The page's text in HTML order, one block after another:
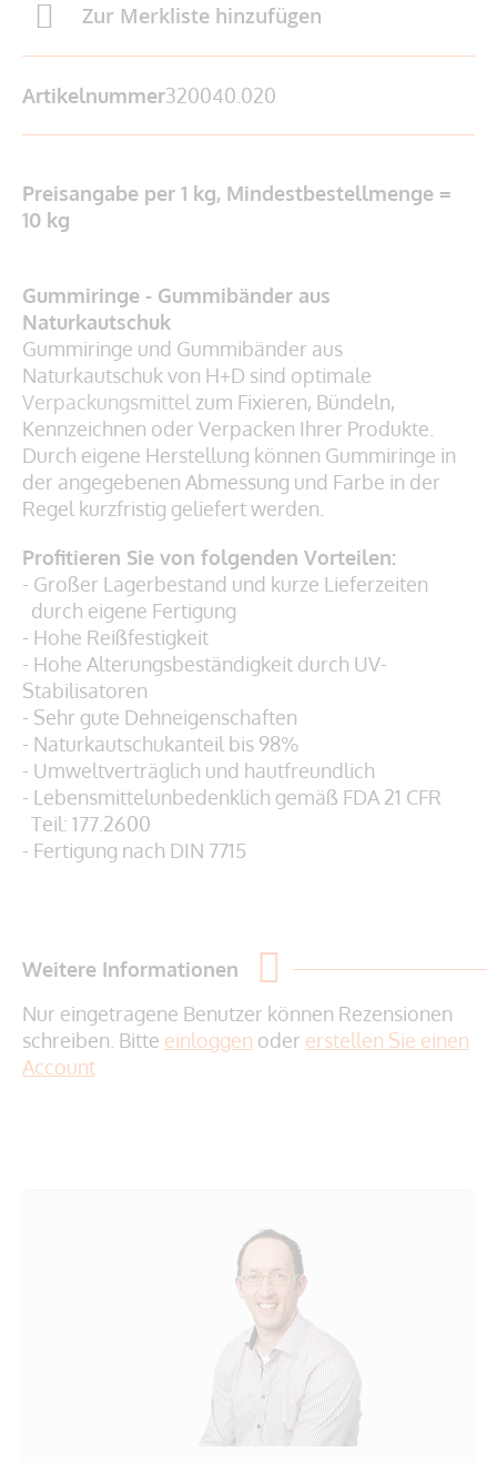
Zur Merkliste hinzufügen
Artikelnummer320040.020
Preisangabe per 1 kg, Mindestbestellmenge =
10 kg
Gummiringe - Gummibänder aus
Naturkautschuk
Gummiringe und Gummibänder aus
Naturkautschuk von H+D sind optimale
Verpackungsmittel zum Fixieren, Bündeln,
Kennzeichnen oder Verpacken Ihrer Produkte.
Durch eigene Herstellung können Gummiringe in
der angegebenen Abmessung und Farbe in der
Regel kurzfristig geliefert werden.
Profitieren Sie von folgenden Vorteilen:
- Großer Lagerbestand und kurze Lieferzeiten
durch eigene Fertigung
- Hohe Reißfestigkeit
- Hohe Alterungsbeständigkeit durch UV-
Stabilisatoren
- Sehr gute Dehneigenschaften
- Naturkautschukanteil bis 98%
- Umweltverträglich und hautfreundlich
- Lebensmittelunbedenklich gemäß FDA 21 CFR
Teil: 177.2600
- Fertigung nach DIN 7715
Weitere Informationen
Nur eingetragene Benutzer können Rezensionen
schreiben. Bitte einloggen oder erstellen Sie einen
Account